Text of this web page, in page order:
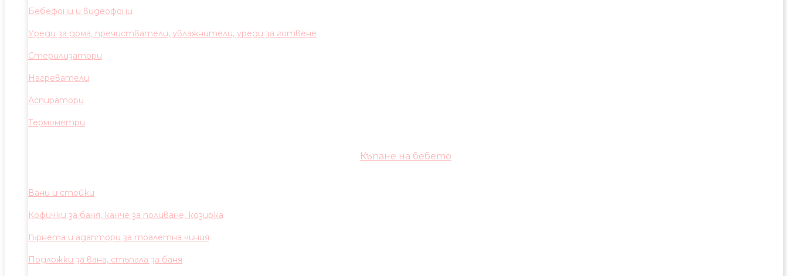
Бебефони и видеофони
Уреди за дома, пречистватели, увлажнители, уреди за готвене
Стерилизатори
Нагреватели
Аспиратори
Термометри
Къпане на бебето
Вани и стойки
Кофички за баня, канче за поливане, козирка
Гърнета и адаптори за тоалетна чиния
Подложки за вана, стъпала за баня